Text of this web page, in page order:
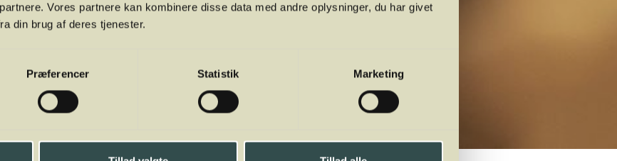
Vores partnere kan kombinere disse data med andre oplysninger, du har givet
din brug af deres tjenester.
Præferencer Statistik Marketing